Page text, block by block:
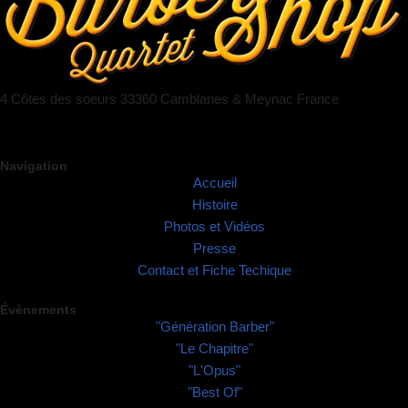
4 Côtes des soeurs 33360 Camblanes & Meynac France
Navigation
Accueil
Histoire
Photos et Vidéos
Presse
Contact et Fiche Techique
Évènements
"Génération Barber"
"Le Chapitre"
"L'Opus"
"Best Of"